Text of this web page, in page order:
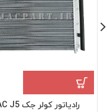
رادیاتور کولر جک JAC J5